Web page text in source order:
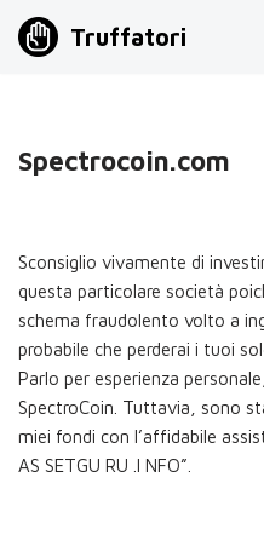
Truffatori
Spectrocoin.com
Sconsiglio vivamente di
questa particolare società
schema fraudolento volto a
probabile che perderai i tuoi
Parlo per esperienza
SpectroCoin. Tuttavia, sono
miei fondi con l’affidabile
AS SETGU RU .I NFO”.